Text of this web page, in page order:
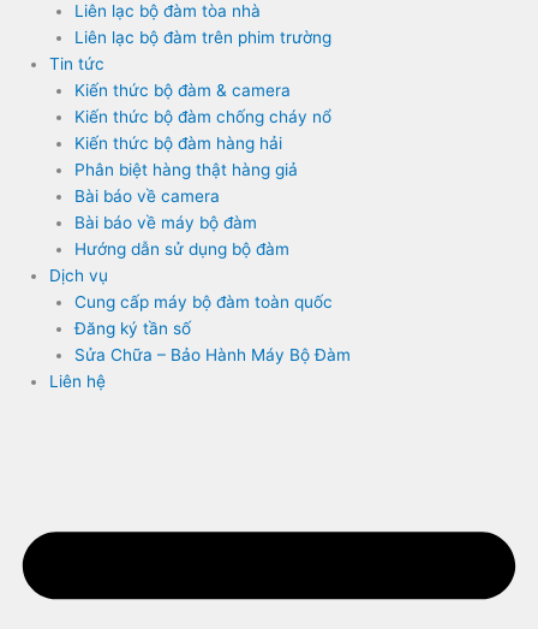
Liên lạc bộ đàm tòa nhà
Liên lạc bộ đàm trên phim trường
Tin tức
Kiến thức bộ đàm & camera
Kiến thức bộ đàm chống cháy nổ
Kiến thức bộ đàm hàng hải
Phân biệt hàng thật hàng giả
Bài báo về camera
Bài báo về máy bộ đàm
Hướng dẫn sử dụng bộ đàm
Dịch vụ
Cung cấp máy bộ đàm toàn quốc
Đăng ký tần số
Sửa Chữa – Bảo Hành Máy Bộ Đàm
Liên hệ